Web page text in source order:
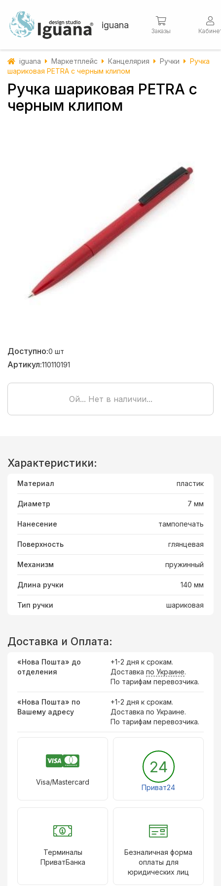
iguana
Заказы
iguana Маркетплейс Канцелярия Ручки
Ручка
шариковая PETRA с черным клипом
Ручка шариковая PETRA с
черным клипом
Доступно:0 шт
Артикул:110110191
Ой... Нет в наличии...
Характеристики:
Материал пластик
Диаметр 7 мм
Нанесение тампопечать
Поверхность глянцевая
Механизм пружинный
Длина ручки 140 мм
Тип ручки шариковая
Доставка и Оплата:
«Нова Пошта» до
отделения
+1-2 дня к срокам.
Доставка по Украине.
По тарифам перевозчика.
«Нова Пошта» по
Вашему адресу
+1-2 дня к срокам.
Доставка по Украине.
По тарифам перевозчика.
Visa/Mastercard
24
Приват24
Терминалы
ПриватБанка
Безналичная форма
оплаты для
юридических лиц